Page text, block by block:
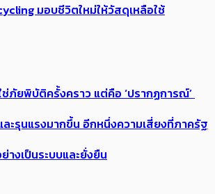
มอบชีวิตใหม่ให้วัสดุเหลือใช้
ช่ภัยพิบัติครั้งคราว แต่คือ ‘ปรากฏการณ์’
ะรุนแรงมากขึ้น อีกหนึ่งความเสี่ยงที่ภาครัฐ
งเป็นระบบและยั่งยืน